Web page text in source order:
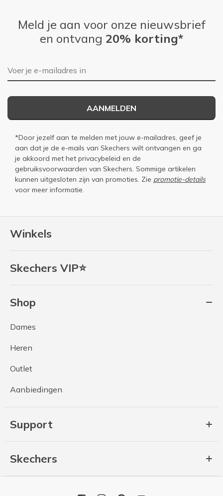
Winkels
Skechers VIP⭐
Shop
Dames
Heren
Outlet
Aanbiedingen
Support
Skechers
Meld je aan voor onze nieuwsbrief
en ontvang 20% korting*
E-mailadres
AANMELDEN
*Door jezelf aan te melden met jouw e-mailadres, geef je
aan dat je de e-mails van Skechers wilt ontvangen en ga
je akkoord met het privacybeleid en de
gebruiksvoorwaarden van Skechers. Sommige artikelen
kunnen uitgesloten zijn van promoties. Zie promotie-details
voor meer informatie.